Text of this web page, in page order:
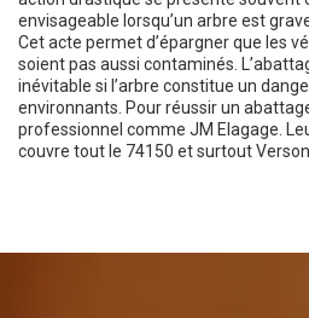
envisageable lorsqu’un arbre est
Cet acte permet d’épargner que les
soient pas aussi contaminés.
inévitable si l’arbre constitue un
environnants. Pour réussir un
professionnel comme JM Elagage.
couvre tout le 74150 et surtout